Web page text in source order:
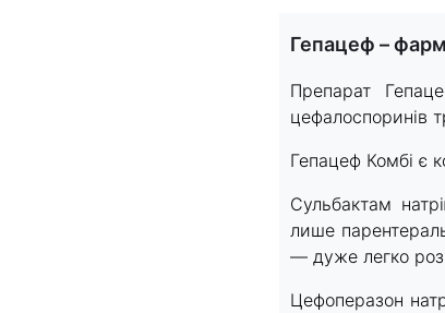
ofГепацеф –
Препарат
цефалоспоринів
Гепацеф Комбі є
Сульбактам
лише
— дуже легко
Цефоперазон